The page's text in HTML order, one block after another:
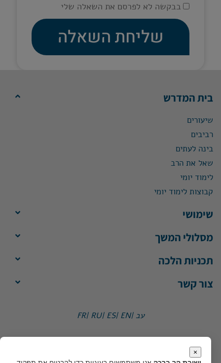
בבקשה לא לפרסם את השאלה שלי
שליחת השאלה
בית המדרש
שיעורים
רביבים
בינה לעתים
שאל את הרב
לימוד יומי
קבוצות לימוד יומי
שימושי
מסלולי המשך
תכניות הלכה
צור קשר
עב |EN |
ES |
RU |
FR
×